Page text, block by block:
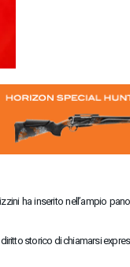
ha inserito nell’ampio
storico di chiamarsi